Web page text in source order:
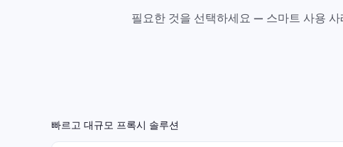
필요한 것을 선택하세요 — 스마트 사용
빠르고 대규모 프록시 솔루션